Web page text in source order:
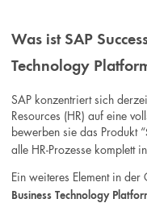
Was ist SAP
Technology
SAP konzentriert sich
Resources (HR) auf eine
bewerben sie das Produkt “
alle HR-Prozesse komplett
Ein weiteres Element in
Business Technology